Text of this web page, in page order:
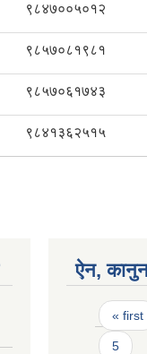
९८४७००५०१२
९८५७०८१९८१
९८५७०६१७४३
९८४१३६२५१५
ऐन, कानुन
Pages
« first
5